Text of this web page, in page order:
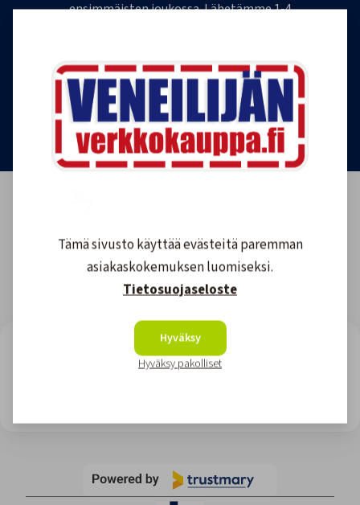
ensimmäisten joukossa. Lähetämme 1-4
Tilaa uutiskirje
LOOKING FOR REVIEWS?
Tämä sivusto käyttää evästeitä paremman
asiakaskokemuksen luomiseksi.
Tietosuojaseloste
Hyväksy
Hyväksy pakolliset